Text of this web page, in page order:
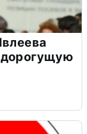
дорогущую